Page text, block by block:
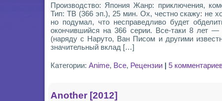
Производство: Япония Жанр: приключения,
Тип: ТВ (366 эп.), 25 мин. Ох, честно скажу: не
но подумал, что несправедливо будет
окончившийся на 366 серии. Все-таки 8 лет
(наряду с Наруто, Ван Писом и другими
значительный вклад […]
Категории: Anime, Все, Рецензии | 5
Another [2012]